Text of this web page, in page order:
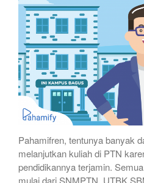
Pahamifren, tentunya banyak
melanjutkan kuliah di PTN
pendidikannya terjamin.
mulai dari SNMPTN, UTBK